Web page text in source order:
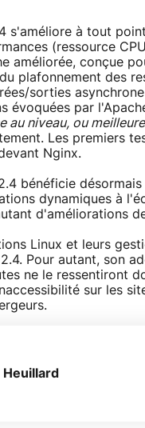
s'améliore à tout
(ressource
améliorée, conçue
plafonnement des
sorties
évoquées par
au niveau, ou
Les premiers
Nginx.
bénéficie
dynamiques à
d'améliorations
Linux et leurs
Pour autant, son
ne le ressentiront
sur les
Heuillard